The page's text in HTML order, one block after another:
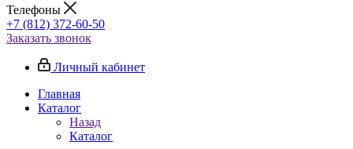
Телефоны
+7 (812) 372-60-50
Заказать звонок
Личный кабинет
Главная
Каталог
Назад
Каталог